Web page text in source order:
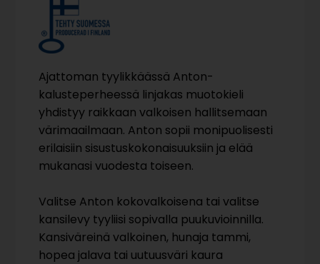
Ajattoman tyylikkäässä Anton-
kalusteperheessä linjakas muotokieli
yhdistyy raikkaan valkoisen hallitsemaan
värimaailmaan. Anton sopii monipuolisesti
erilaisiin sisustuskokonaisuuksiin ja elää
mukanasi vuodesta toiseen.
Valitse Anton kokovalkoisena tai valitse
kansilevy tyyliisi sopivalla puukuvioinnilla.
Kansiväreinä valkoinen, hunaja tammi,
hopea jalava tai uutuusväri kaura